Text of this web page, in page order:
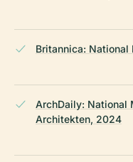
Britannica: National
ArchDaily: National
Architekten, 2024